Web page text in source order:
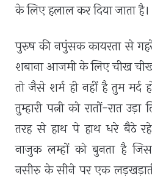
के लिए हलाल कर दिया जाता है।
पुरुष की नपुंसक कायरता से
शबाना आजमी के लिए चीख
तो जैसे शर्म ही नहीं है तुम मर्द
तुम्हारी पत्नी को रातों-रात
तरह से हाथ पे हाथ धरे बैठे
नाजुक लम्हों को बुनता है
नसीरु के सीने पर एक